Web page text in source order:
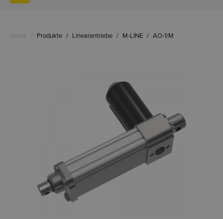
Home Produkte / Linearantriebe / M-LINE / AO-1/M